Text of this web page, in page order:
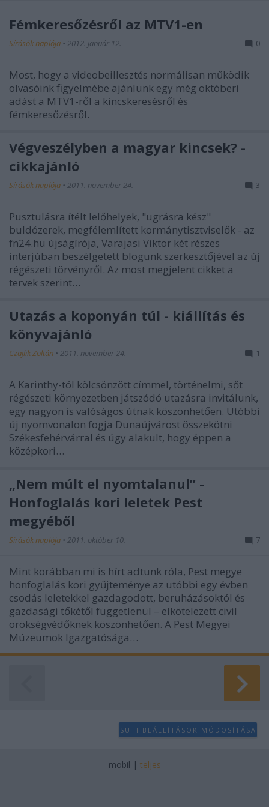
Fémkeresőzésről az MTV1-en
Sírásók naplója • 2012. január 12. 0
Most, hogy a videobeillesztés normálisan működik
olvasóink figyelmébe ajánlunk egy még októberi
adást a MTV1-ről a kincskeresésről és
fémkeresőzésről.
Végveszélyben a magyar kincsek? -
cikkajánló
Sírásók naplója • 2011. november 24. 3
Pusztulásra ítélt lelőhelyek, "ugrásra kész"
buldózerek, megfélemlített kormánytisztviselők - az
fn24.hu újságírója, Varajasi Viktor két részes
interjúban beszélgetett blogunk szerkesztőjével az új
régészeti törvényről. Az most megjelent cikket a
tervek szerint…
Utazás a koponyán túl - kiállítás és
könyvajánló
Czajlik Zoltán • 2011. november 24. 1
A Karinthy-tól kölcsönzött címmel, történelmi, sőt
régészeti környezetben játszódó utazásra invitálunk,
egy nagyon is valóságos útnak köszönhetően. Utóbbi
új nyomvonalon fogja Dunaújvárost összekötni
Székesfehérvárral és úgy alakult, hogy éppen a
középkori…
„Nem múlt el nyomtalanul” -
Honfoglalás kori leletek Pest
megyéből
Sírásók naplója • 2011. október 10. 7
Mint korábban mi is hírt adtunk róla, Pest megye
honfoglalás kori gyűjteménye az utóbbi egy évben
csodás leletekkel gazdagodott, beruházásoktól és
gazdasági tőkétől függetlenül – elkötelezett civil
örökségvédőknek köszönhetően. A Pest Megyei
Múzeumok Igazgatósága…
SÜTI BEÁLLÍTÁSOK MÓDOSÍTÁSA
mobil | teljes